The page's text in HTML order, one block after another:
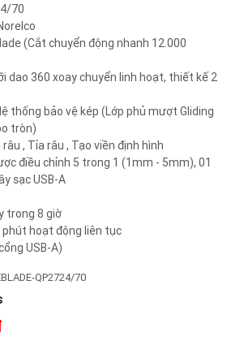
70
(Cắt chuyển động nhanh 12.000
dao 360 xoay chuyển linh hoạt, thiết kế 2
thống bảo vệ kép (Lớp phủ mượt Gliding
tròn)
, Tỉa râu , Tạo viền định hình
điều chỉnh 5 trong 1 (1mm - 5mm), 01
sạc USB-A
trong 8 giờ
phút hoạt động liên tục
USB-A)
QP2724/70